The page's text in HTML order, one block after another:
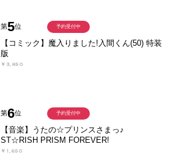
第5位
【コミック】魔入りました!入間くん(50) 特装
版
￥3,850
予約受付中
第6位
【音楽】うたの☆プリンスさまっ♪
ST☆RISH PRISM FOREVER!
￥1,650
予約受付中